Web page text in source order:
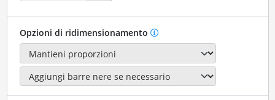
Opzioni di ridimensionamento